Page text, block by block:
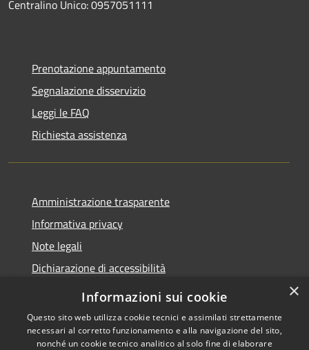
Centralino Unico: 0957051111
Prenotazione appuntamento
Segnalazione disservizio
Leggi le FAQ
Richiesta assistenza
Amministrazione trasparente
Informativa privacy
Note legali
Dichiarazione di accessibilità
RSS
Copyright © 2026 • Comune di
×
Informazioni sui cookie
Questo sito web utilizza cookie tecnici e assimilati strettamente
necessari al corretto funzionamento e alla navigazione del sito,
nonché un cookie tecnico analitico al solo fine di elaborare